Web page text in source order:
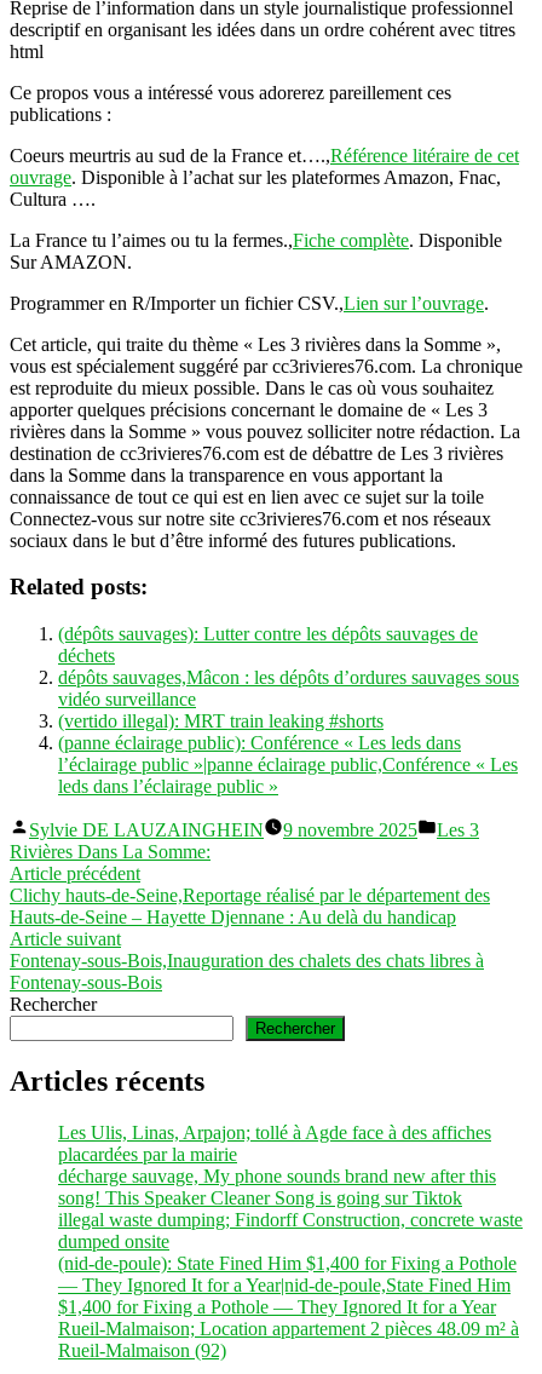
Reprise de l’information dans un style journalistique professionnel
descriptif en organisant les idées dans un ordre cohérent avec titres
html
Ce propos vous a intéressé vous adorerez pareillement ces
publications :
Coeurs meurtris au sud de la France et….,Référence litéraire de cet
ouvrage. Disponible à l’achat sur les plateformes Amazon, Fnac,
Cultura ….
La France tu l’aimes ou tu la fermes.,Fiche complète. Disponible
Sur AMAZON.
Programmer en R/Importer un fichier CSV.,Lien sur l’ouvrage.
Cet article, qui traite du thème « Les 3 rivières dans la Somme »,
vous est spécialement suggéré par cc3rivieres76.com. La chronique
est reproduite du mieux possible. Dans le cas où vous souhaitez
apporter quelques précisions concernant le domaine de « Les 3
rivières dans la Somme » vous pouvez solliciter notre rédaction. La
destination de cc3rivieres76.com est de débattre de Les 3 rivières
dans la Somme dans la transparence en vous apportant la
connaissance de tout ce qui est en lien avec ce sujet sur la toile
Connectez-vous sur notre site cc3rivieres76.com et nos réseaux
sociaux dans le but d’être informé des futures publications.
Related posts:
(dépôts sauvages): Lutter contre les dépôts sauvages de
déchets
dépôts sauvages,Mâcon : les dépôts d’ordures sauvages sous
vidéo surveillance
(vertido illegal): MRT train leaking #shorts
(panne éclairage public): Conférence « Les leds dans
l’éclairage public »|panne éclairage public,Conférence « Les
leds dans l’éclairage public »
Publié
par
Sylvie DE LAUZAINGHEIN 9 novembre 2025
Publié
Les 3
Rivières Dans La Somme:
Navigation
de
l’article
Article précédentArticle
précédent :
Clichy hauts-de-Seine,Reportage réalisé par le département des
Hauts-de-Seine – Hayette Djennane : Au delà du handicap
Article suivantArticle
suivant :
Fontenay-sous-Bois,Inauguration des chalets des chats libres à
Fontenay-sous-Bois
Rechercher
Rechercher
Articles récents
Les Ulis, Linas, Arpajon; tollé à Agde face à des affiches
placardées par la mairie
décharge sauvage, My phone sounds brand new after this
song! This Speaker Cleaner Song is going sur Tiktok
illegal waste dumping; Findorff Construction, concrete waste
dumped onsite
(nid-de-poule): State Fined Him $1,400 for Fixing a Pothole
— They Ignored It for a Year|nid-de-poule,State Fined Him
$1,400 for Fixing a Pothole — They Ignored It for a Year
Rueil-Malmaison; Location appartement 2 pièces 48.09 m² à
Rueil-Malmaison (92)